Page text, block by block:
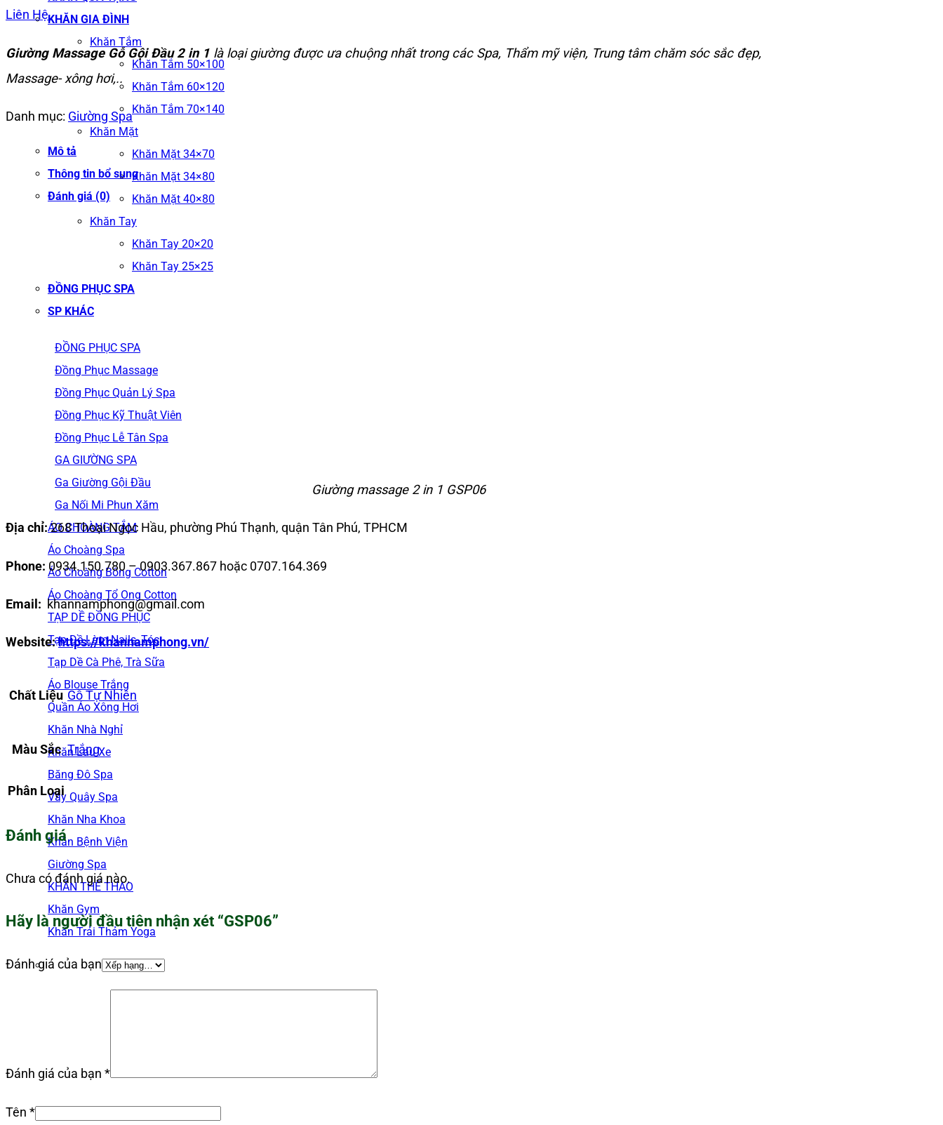
KHĂN GIA ĐÌNH
Khăn Tắm
Khăn Tắm 50×100
Khăn Tắm 60×120
Khăn Tắm 70×140
Khăn Mặt
Khăn Mặt 34×70
Khăn Mặt 34×80
Khăn Mặt 40×80
Khăn Tay
Khăn Tay 20×20
Khăn Tay 25×25
ĐỒNG PHỤC SPA
SP KHÁC
ĐỒNG PHỤC SPA
Đồng Phục Massage
Đồng Phục Quản Lý Spa
Đồng Phục Kỹ Thuật Viên
Đồng Phục Lễ Tân Spa
GA GIƯỜNG SPA
Ga Giường Gội Đầu
Ga Nối Mi Phun Xăm
ÁO CHOÀNG TẮM
Áo Choàng Spa
Áo Choàng Bông Cotton
Áo Choàng Tổ Ong Cotton
TẠP DỀ ĐỒNG PHỤC
Tạp Dề Làm Nails, Tóc
Tạp Dề Cà Phê, Trà Sữa
Áo Blouse Trắng
Quần Áo Xông Hơi
Khăn Nhà Nghỉ
Khăn Lau Xe
Băng Đô Spa
Váy Quây Spa
Khăn Nha Khoa
Khăn Bệnh Viện
Giường Spa
KHĂN THỂ THAO
Khăn Gym
Khăn Trải Thảm Yoga
Liên Hệ
Giường Massage Gỗ Gội Đầu 2 in 1 là loại giường được ưa chuộng nhất trong các Spa, Thẩm mỹ viện, Trung tâm chăm sóc sắc đẹp,
Massage- xông hơi,..
Danh mục: Giường Spa
Mô tả
Thông tin bổ sung
Đánh giá (0)
Giường massage 2 in 1 GSP06
Địa chỉ:268 Thoại Ngọc Hầu, phường Phú Thạnh, quận Tân Phú, TPHCM
Phone: 0934.150.780 – 0903.367.867 hoặc 0707.164.369
Email: khannamphong@gmail.com
Website:https://khannamphong.vn/
Chất Liệu Gỗ Tự Nhiên
Màu Sắc Trắng
Phân Loại
Đánh giá
Chưa có đánh giá nào.
Hãy là người đầu tiên nhận xét “GSP06”
Đánh giá của bạn
Đánh giá của bạn *
Tên *